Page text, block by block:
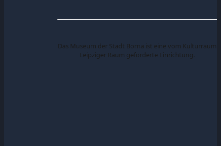
Das Museum der Stadt Borna ist eine vom Kulturraum
Leipziger Raum geförderte Einrichtung.